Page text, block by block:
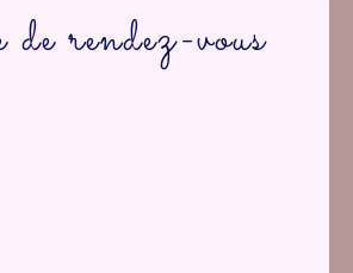
rendez-vous